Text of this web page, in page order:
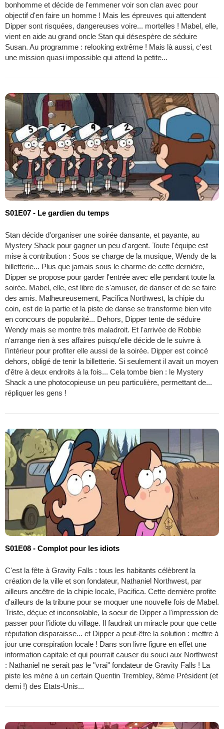
bonhomme et décide de l'emmener voir son clan avec pour
objectif d'en faire un homme ! Mais les épreuves qui attendent
Dipper sont risquées, dangereuses voire... mortelles ! Mabel, elle,
vient en aide au grand oncle Stan qui désespère de séduire
Susan. Au programme : relooking extrême ! Mais là aussi, c'est
une mission quasi impossible qui attend la petite...
S01E07 - Le gardien du temps
Stan décide d'organiser une soirée dansante, et payante, au
Mystery Shack pour gagner un peu d'argent. Toute l'équipe est
mise à contribution : Soos se charge de la musique, Wendy de la
billetterie... Plus que jamais sous le charme de cette dernière,
Dipper se propose pour garder l'entrée avec elle pendant toute la
soirée. Mabel, elle, est libre de s'amuser, de danser et de se faire
des amis. Malheureusement, Pacifica Northwest, la chipie du
coin, est de la partie et la piste de danse se transforme bien vite
en concours de popularité... Dehors, Dipper tente de séduire
Wendy mais se montre très maladroit. Et l'arrivée de Robbie
n'arrange rien à ses affaires puisqu'elle décide de le suivre à
l'intérieur pour profiter elle aussi de la soirée. Dipper est coincé
dehors, obligé de tenir la billetterie. Si seulement il avait un moyen
d'être à deux endroits à la fois... Cela tombe bien : le Mystery
Shack a une photocopieuse un peu particulière, permettant de...
répliquer les gens !
S01E08 - Complot pour les idiots
C'est la fête à Gravity Falls : tous les habitants célèbrent la
création de la ville et son fondateur, Nathaniel Northwest, par
ailleurs ancêtre de la chipie locale, Pacifica. Cette dernière profite
d'ailleurs de la tribune pour se moquer une nouvelle fois de Mabel.
Triste, déçue et inconsolable, la soeur de Dipper a l'impression de
passer pour l'idiote du village. Il faudrait un miracle pour que cette
réputation disparaisse... et Dipper a peut-être la solution : mettre à
jour une conspiration locale ! Dans son livre figure en effet une
information capitale et qui pourrait causer du souci aux Northwest
: Nathaniel ne serait pas le "vrai" fondateur de Gravity Falls ! La
piste les mène à un certain Quentin Trembley, 8ème Président (et
demi !) des Etats-Unis...